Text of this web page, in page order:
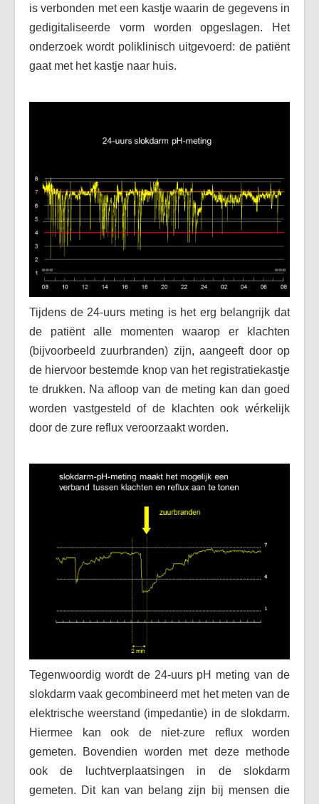
is verbonden met een kastje waarin de gegevens in
gedigitaliseerde vorm worden opgeslagen. Het
onderzoek wordt poliklinisch uitgevoerd: de patiënt
gaat met het kastje naar huis.
Tijdens de 24-uurs meting is het erg belangrijk dat
de patiënt alle momenten waarop er klachten
(bijvoorbeeld zuurbranden) zijn, aangeeft door op
de hiervoor bestemde knop van het registratiekastje
te drukken. Na afloop van de meting kan dan goed
worden vastgesteld of de klachten ook wérkelijk
door de zure reflux veroorzaakt worden.
Tegenwoordig wordt de 24-uurs pH meting van de
slokdarm vaak gecombineerd met het meten van de
elektrische weerstand (impedantie) in de slokdarm.
Hiermee kan ook de niet-zure reflux worden
gemeten. Bovendien worden met deze methode
ook de luchtverplaatsingen in de slokdarm
gemeten. Dit kan van belang zijn bij mensen die